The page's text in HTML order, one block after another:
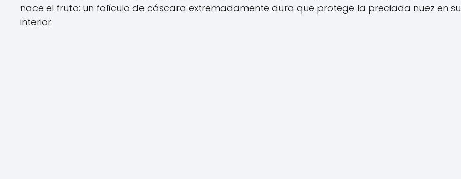
nace el fruto: un folículo de cáscara extremadamente dura que protege la preciada nuez en su
interior.